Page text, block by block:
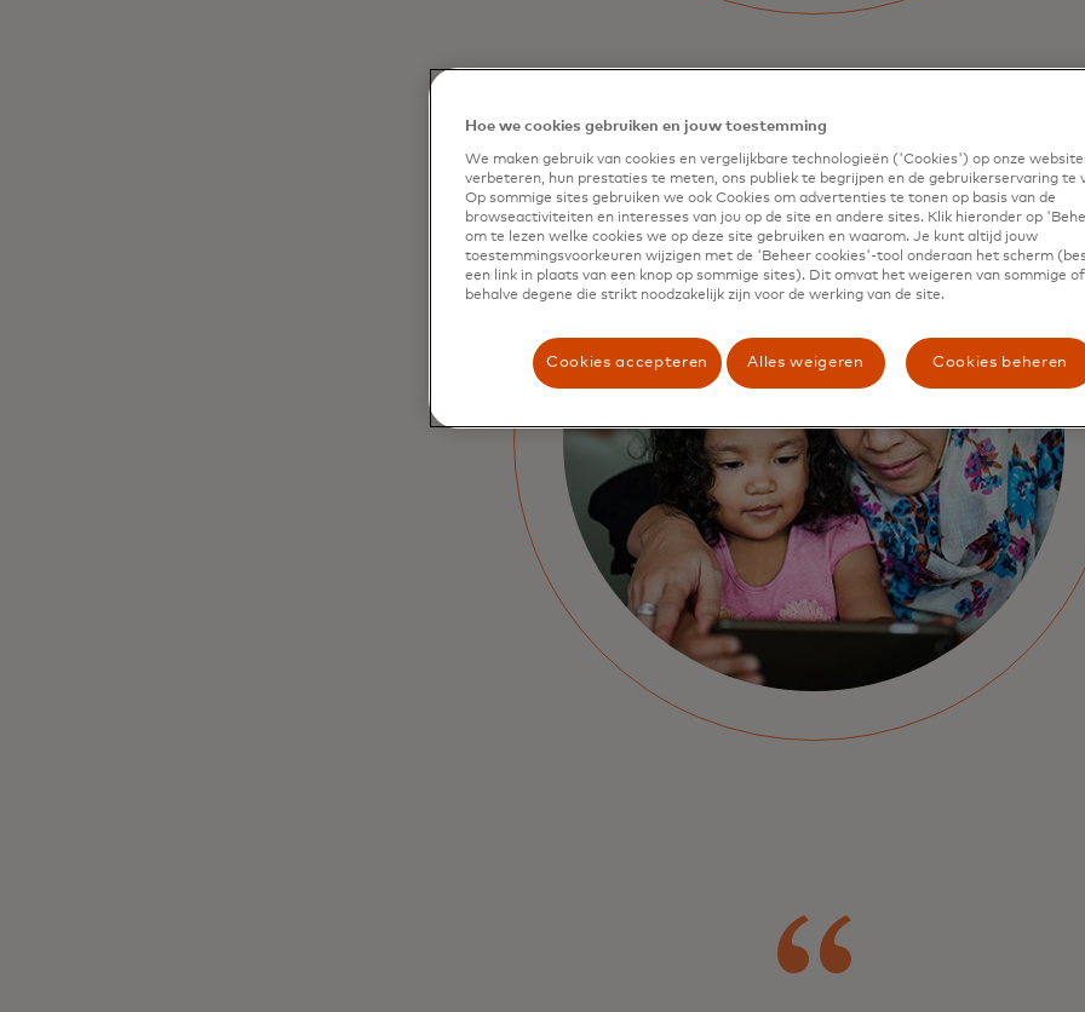
De digitale revolutie
Hoe we cookies gebruiken en jouw toestemming
We maken gebruik van cookies en vergelijkbare technologieën ('Cookies') op onze
verbeteren, hun prestaties te meten, ons publiek te begrijpen en de gebruikerservaring te
Op sommige sites gebruiken we ook Cookies om advertenties te tonen op basis van de
browseactiviteiten en interesses van jou op de site en andere sites. Klik hieronder op
om te lezen welke cookies we op deze site gebruiken en waarom. Je kunt altijd jouw
toestemmingsvoorkeuren wijzigen met de 'Beheer cookies'-tool onderaan het scherm
een link in plaats van een knop op sommige sites). Dit omvat het weigeren van sommige of
behalve degene die strikt noodzakelijk zijn voor de werking van de site.
Cookies accepteren Alles weigeren Cookies beheren